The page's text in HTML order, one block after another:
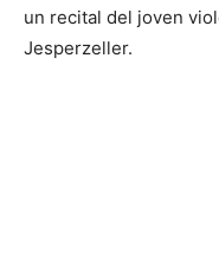
un recital del joven
Jesperzeller.